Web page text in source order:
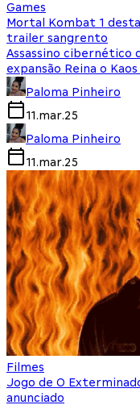
Games
Mortal Kombat 1
trailer sangrento
Assassino cibernético
expansão Reina o
Paloma Pinheiro
11.mar.25
Paloma Pinheiro
11.mar.25
Filmes
Jogo de O
anunciado